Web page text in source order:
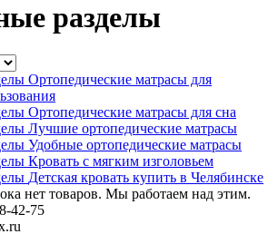
разделы
Ортопедические матрасы для
Ортопедические матрасы для сна
Лучшие ортопедические матрасы
Удобные ортопедические матрасы
Кровать с мягким изголовьем
Детская кровать купить в Челябинске
нет товаров. Мы работаем над этим.
42-75